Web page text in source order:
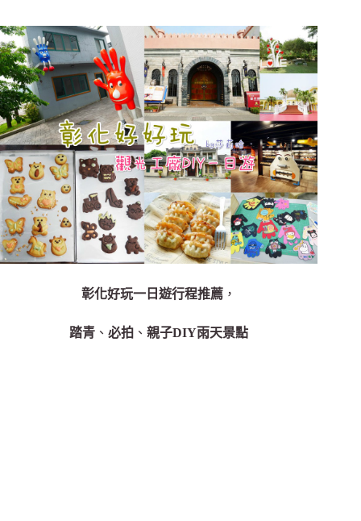
彰化好玩一日遊行程推薦 ，
踏青 、必拍 、親子DIY雨天景點